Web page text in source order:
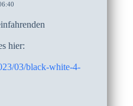
hier:
03/black-white-4-